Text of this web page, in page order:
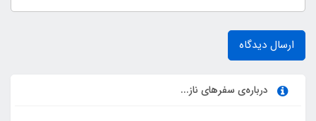
ارسال دیدگاه
درباره‌ی سفرهای ناز...